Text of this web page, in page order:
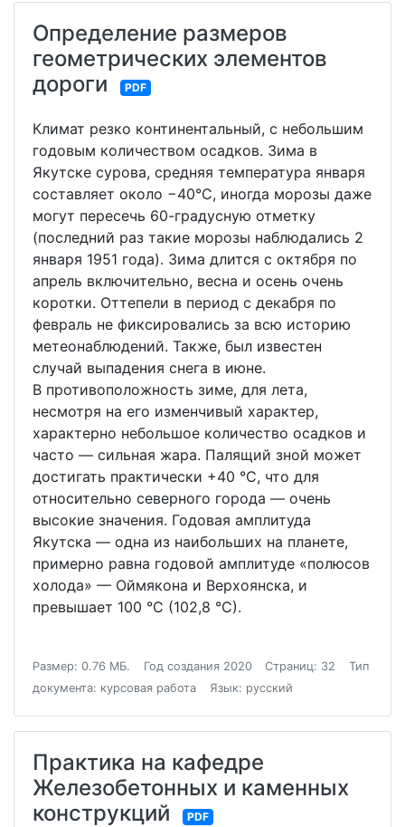
Определение размеров
геометрических элементов
дороги
PDF
Климат резко континентальный, с небольшим
годовым количеством осадков. Зима в
Якутске сурова, средняя температура января
составляет около −40°C, иногда морозы даже
могут пересечь 60-градусную отметку
(последний раз такие морозы наблюдались 2
января 1951 года). Зима длится с октября по
апрель включительно, весна и осень очень
коротки. Оттепели в период с декабря по
февраль не фиксировались за всю историю
метеонаблюдений. Также, был известен
случай выпадения снега в июне.
В противоположность зиме, для лета,
несмотря на его изменчивый характер,
характерно небольшое количество осадков и
часто — сильная жара. Палящий зной может
достигать практически +40 °C, что для
относительно северного города — очень
высокие значения. Годовая амплитуда
Якутска — одна из наибольших на планете,
примерно равна годовой амплитуде «полюсов
холода» — Оймякона и Верхоянска, и
превышает 100 °C (102,8 °C).
Размер: 0.76 МБ. Год создания 2020 Страниц: 32
Тип
документа: курсовая работа
Язык: русский
Практика на кафедре
Железобетонных и каменных
конструкций
PDF